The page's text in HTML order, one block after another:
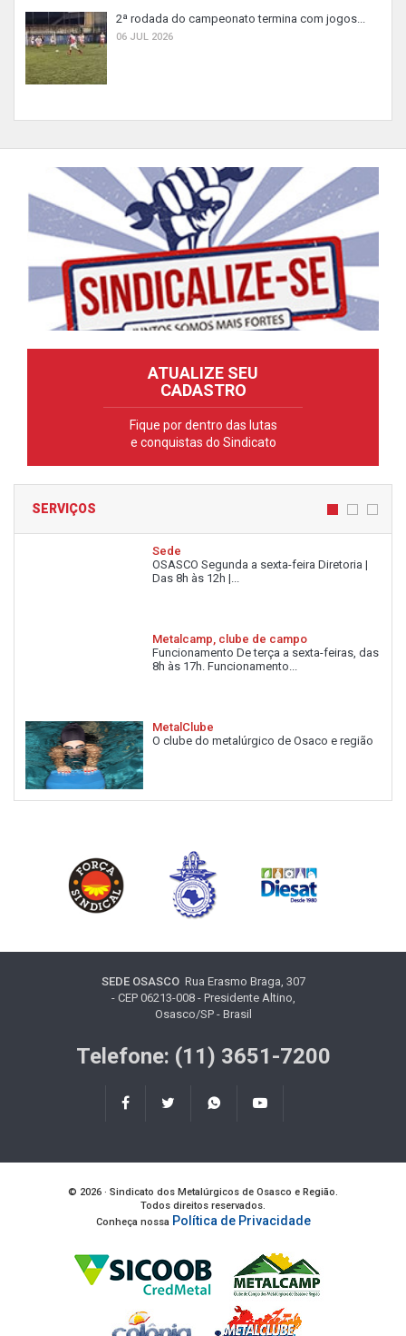
2ª rodada do campeonato termina com jogos...
06 JUL 2026
ATUALIZE SEU
CADASTRO
Fique por dentro das lutas
e conquistas do Sindicato
SERVIÇOS
Sede
OSASCO Segunda a sexta-feira Diretoria |
Das 8h às 12h |...
Metalcamp, clube de campo
Funcionamento De terça a sexta-feiras, das
8h às 17h. Funcionamento...
MetalClube
O clube do metalúrgico de Osaco e região
SEDE OSASCORua Erasmo Braga, 307
- CEP 06213-008 - Presidente Altino,
Osasco/SP - Brasil
Telefone: (11) 3651-7200
© 2026 · Sindicato dos Metalúrgicos de Osasco e Região.
Todos direitos reservados.
Conheça nossa Política de Privacidade